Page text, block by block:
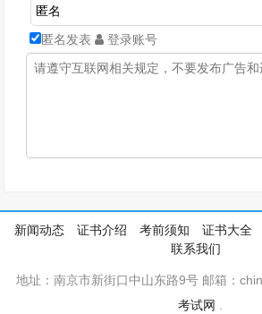
匿名发表 登录账号
新闻动态 证书介绍 考前须知 证书大全
联系我们
地址：南京市新街口中山东路9号 邮箱：
考试网